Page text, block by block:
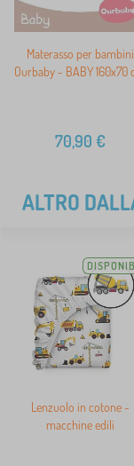
Materasso per bambini
Ourbaby - BABY 160x70
70,90 €
ALTRO
Lenzuolo in cotone -
macchine edili